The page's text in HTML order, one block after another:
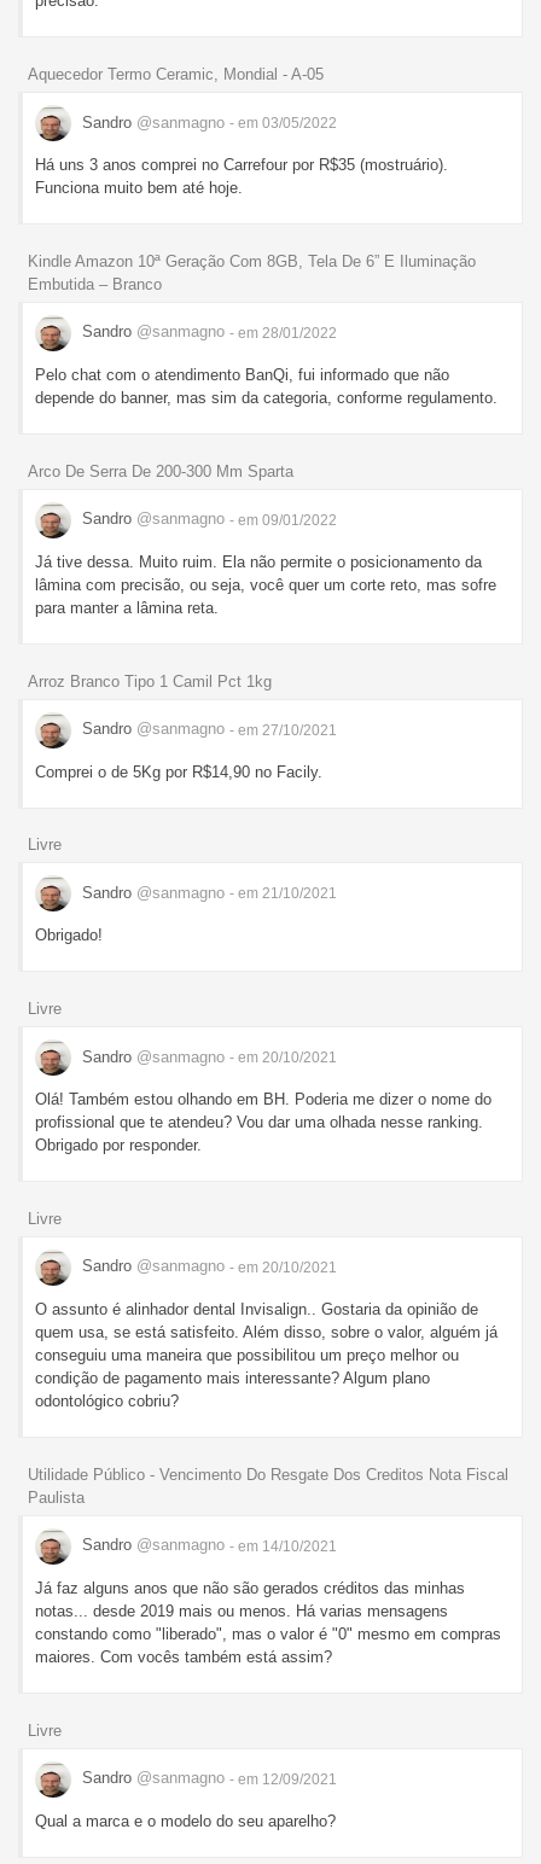
Aquecedor Termo Ceramic, Mondial - A-05
Sandro @sanmagno - em 03/05/2022
Há uns 3 anos comprei no Carrefour por R$35 (mostruário).
Funciona muito bem até hoje.
Kindle Amazon 10ª Geração Com 8GB, Tela De 6” E Iluminação
Embutida – Branco
Sandro @sanmagno - em 28/01/2022
Pelo chat com o atendimento BanQi, fui informado que não
depende do banner, mas sim da categoria, conforme regulamento.
Arco De Serra De 200-300 Mm Sparta
Sandro @sanmagno - em 09/01/2022
Já tive dessa. Muito ruim. Ela não permite o posicionamento da
lâmina com precisão, ou seja, você quer um corte reto, mas sofre
para manter a lâmina reta.
Arroz Branco Tipo 1 Camil Pct 1kg
Sandro @sanmagno - em 27/10/2021
Comprei o de 5Kg por R$14,90 no Facily.
Livre
Sandro @sanmagno - em 21/10/2021
Obrigado!
Livre
Sandro @sanmagno - em 20/10/2021
Olá! Também estou olhando em BH. Poderia me dizer o nome do
profissional que te atendeu? Vou dar uma olhada nesse ranking.
Obrigado por responder.
Livre
Sandro @sanmagno - em 20/10/2021
O assunto é alinhador dental Invisalign.. Gostaria da opinião de
quem usa, se está satisfeito. Além disso, sobre o valor, alguém já
conseguiu uma maneira que possibilitou um preço melhor ou
condição de pagamento mais interessante? Algum plano
odontológico cobriu?
Utilidade Público - Vencimento Do Resgate Dos Creditos Nota Fiscal
Paulista
Sandro @sanmagno - em 14/10/2021
Já faz alguns anos que não são gerados créditos das minhas
notas... desde 2019 mais ou menos. Há varias mensagens
constando como "liberado", mas o valor é "0" mesmo em compras
maiores. Com vocês também está assim?
Livre
Sandro @sanmagno - em 12/09/2021
Qual a marca e o modelo do seu aparelho?